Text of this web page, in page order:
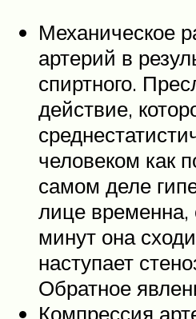
Механическое
артерий в
спиртного.
действие,
человеком как
самом деле
лице временна,
минут она
наступает
Обратное
Компрессия